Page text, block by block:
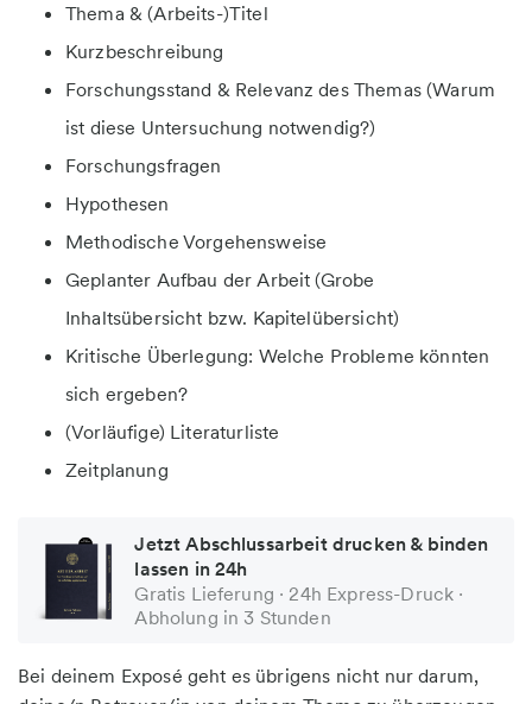
Thema & (Arbeits-)Titel
Kurzbeschreibung
Forschungsstand & Relevanz des Themas (Warum
ist diese Untersuchung notwendig?)
Forschungsfragen
Hypothesen
Methodische Vorgehensweise
Geplanter Aufbau der Arbeit (Grobe
Inhaltsübersicht bzw. Kapitelübersicht)
Kritische Überlegung: Welche Probleme könnten
sich ergeben?
(Vorläufige) Literaturliste
Zeitplanung
Jetzt Abschlussarbeit drucken & binden
lassen in 24h
Gratis Lieferung · 24h Express-Druck ·
Abholung in 3 Stunden
Bei deinem Exposé geht es übrigens nicht nur darum,